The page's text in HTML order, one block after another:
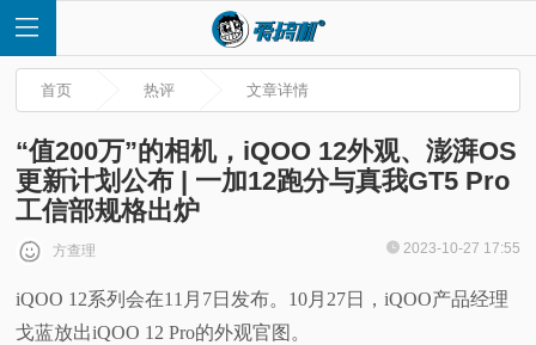
首
快
首页 热评 文章详情
“值200万”的相机，iQOO 12外观、澎湃OS
更新计划公布 | 一加12跑分与真我GT5 Pro
工信部规格出炉
方查理 2023-10-27 17:55
iQOO 12系列会在11月7日发布。10月27日，iQOO产品经理
戈蓝放出iQOO 12 Pro的外观官图。